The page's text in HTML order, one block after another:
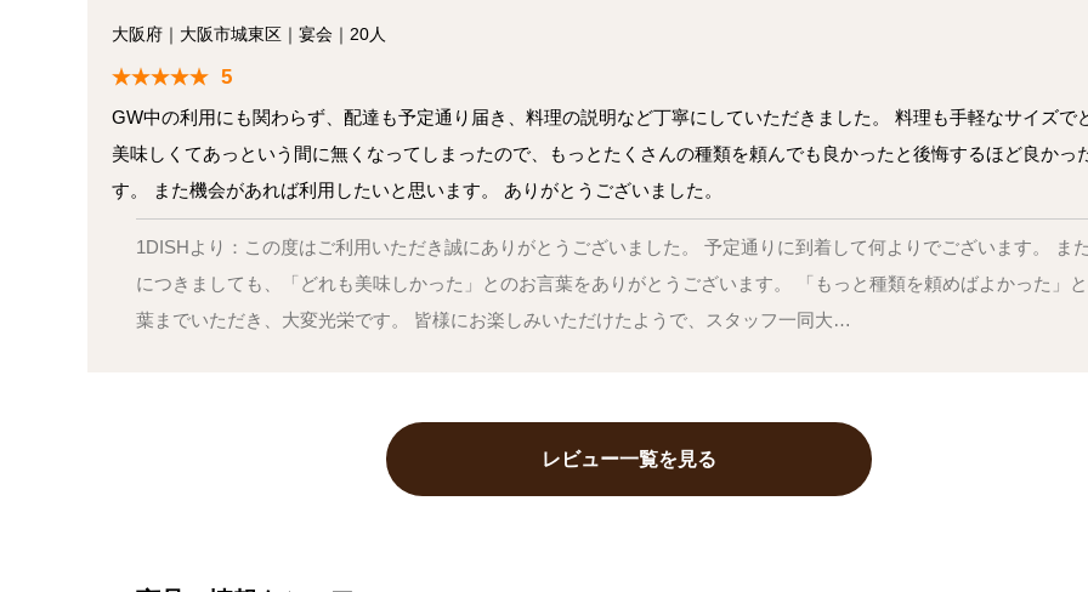
大阪府 ｜ 大阪市城東区 ｜ 宴会 ｜ 20人
5
GW中の利用にも関わらず、配達も予定通り届き、料理の説明など丁寧にしていただきました。 料理も手軽なサイズで
美味しくてあっという間に無くなってしまったので、もっとたくさんの種類を頼んでも良かったと後悔するほど良かっ
す。 また機会があれば利用したいと思います。 ありがとうございました。
1DISHより：この度はご利用いただき誠にありがとうございました。 予定通りに到着して何よりでございます。 ま
につきましても、「どれも美味しかった」とのお言葉をありがとうございます。 「もっと種類を頼めばよかった」
葉までいただき、大変光栄です。 皆様にお楽しみいただけたようで、スタッフ一同大…
レビュー一覧を見る